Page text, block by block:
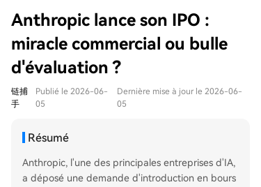
Anthropic lance son IPO :
miracle commercial ou bulle
d'évaluation ?
链捕
手
Publié le 2026-06-
05
Dernière mise à jour le 2026-06-
05
Résumé
Anthropic, l'une des principales entreprises d'IA,
a déposé une demande d'introduction en bours